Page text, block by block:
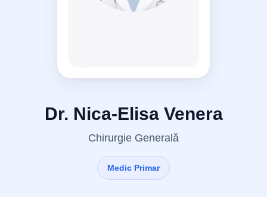
Dr. Nica-Elisa Venera
Chirurgie Generală
Medic Primar